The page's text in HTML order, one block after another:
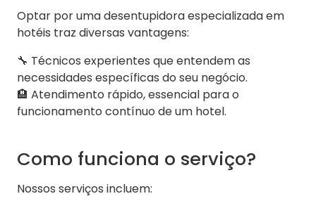
Optar por uma desentupidora especializada em
hotéis traz diversas vantagens:
🔧 Técnicos experientes que entendem as
necessidades específicas do seu negócio.
🏨 Atendimento rápido, essencial para o
funcionamento contínuo de um hotel.
Como funciona o serviço?
Nossos serviços incluem: